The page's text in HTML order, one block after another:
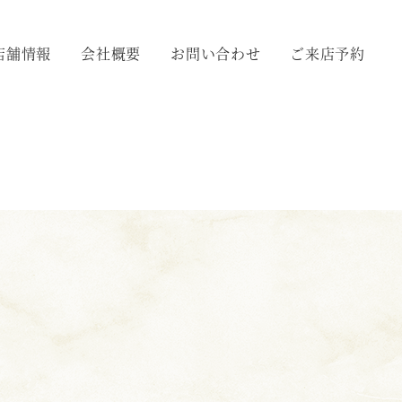
舗情報 会社概要 お問い合わせ ご来店予約